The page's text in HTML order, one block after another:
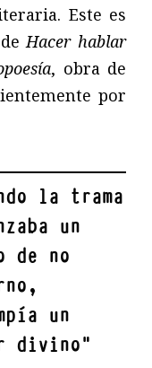
Este es
deHacer hablar
, obra de
por
la trama
un
de no
un
divino"